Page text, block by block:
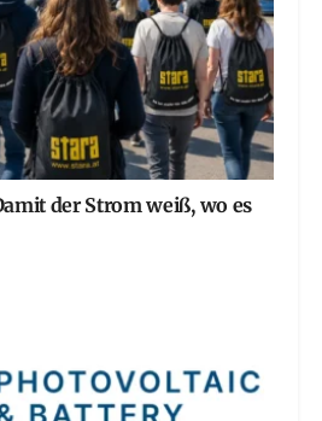
der Strom weiß, wo es